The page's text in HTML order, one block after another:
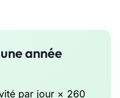
année
par jour × 260